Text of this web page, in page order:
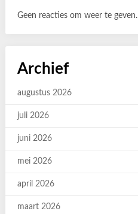
Geen reacties om weer te geven.
Archief
augustus 2026
juli 2026
juni 2026
mei 2026
april 2026
maart 2026